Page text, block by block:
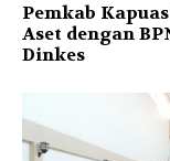
Pemkab
Aset dengan
Dinkes